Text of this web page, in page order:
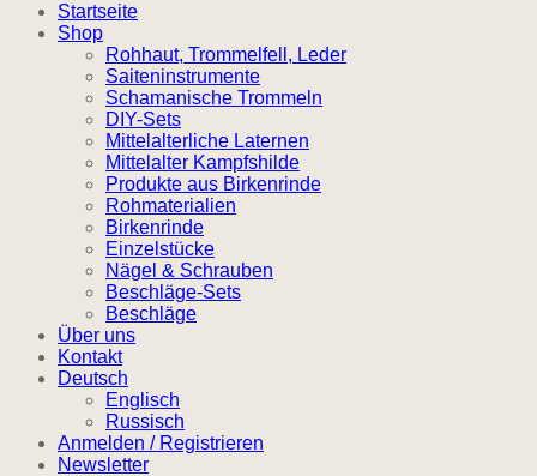
Startseite
Shop
Rohhaut, Trommelfell, Leder
Saiteninstrumente
Schamanische Trommeln
DIY-Sets
Mittelalterliche Laternen
Mittelalter Kampfshilde
Produkte aus Birkenrinde
Rohmaterialien
Birkenrinde
Einzelstücke
Nägel & Schrauben
Beschläge-Sets
Beschläge
Über uns
Kontakt
Deutsch
Englisch
Russisch
Anmelden / Registrieren
Newsletter